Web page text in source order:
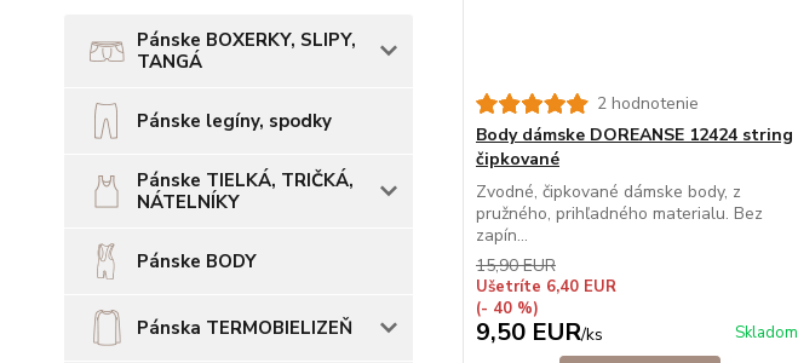
Pánske BOXERKY, SLIPY,
TANGÁ
Pánske legíny, spodky
Pánske TIELKÁ, TRIČKÁ,
NÁTELNÍKY
Pánske BODY
Pánska TERMOBIELIZEŇ
2 hodnotenie
Body dámske DOREANSE 12424 string
čipkované
Zvodné, čipkované dámske body, z
pružného, prihľadného materialu. Bez
zapín...
15,90 EUR
Ušetríte 6,40 EUR
(- 40 %)
9,50 EUR/ks Skladom